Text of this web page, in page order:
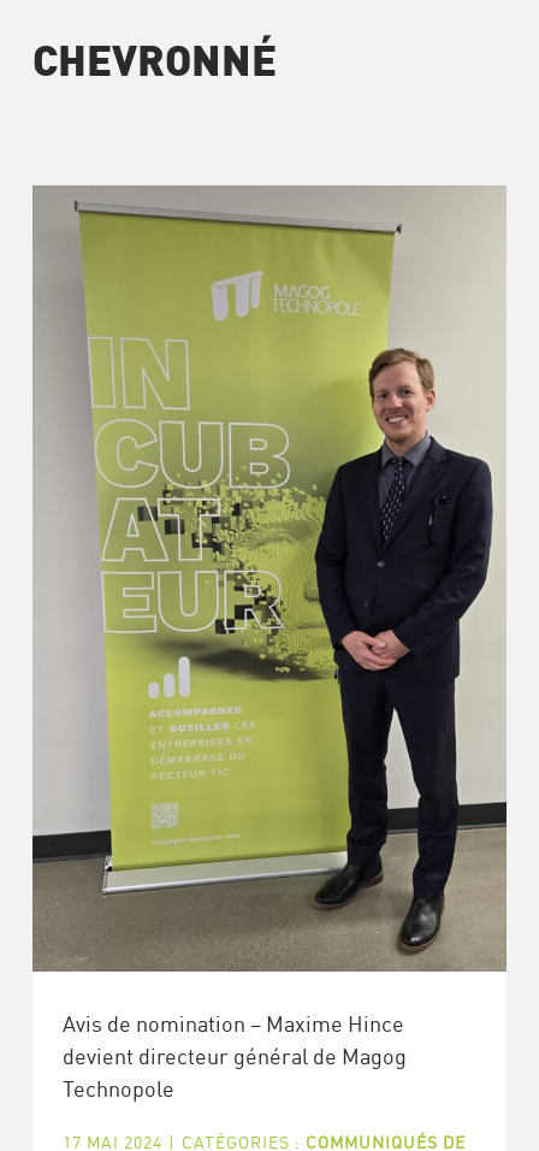
CHEVRONNÉ
Avis de nomination – Maxime Hince
devient directeur général de Magog
Technopole
17 MAI 2024 | CATÉGORIES : COMMUNIQUÉS DE